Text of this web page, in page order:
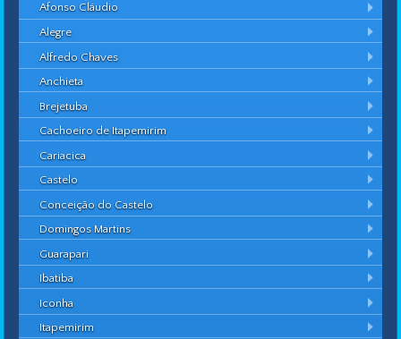
Afonso Cláudio
Alegre
Alfredo Chaves
Anchieta
Brejetuba
Cachoeiro de Itapemirim
Cariacica
Castelo
Conceição do Castelo
Domingos Martins
Guarapari
Ibatiba
Iconha
Itapemirim